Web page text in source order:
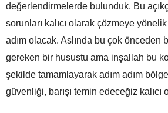
değerlendirmelerde bulunduk. Bu
sorunları kalıcı olarak çözmeye
adım olacak. Aslında bu çok önceden
gereken bir husustu ama inşallah bu
şekilde tamamlayarak adım adım
güvenliği, barışı temin edeceğiz kalıcı